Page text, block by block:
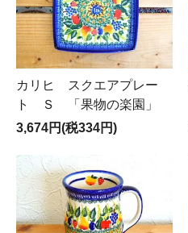
カリヒ スクエアプレー
ト Ｓ 「果物の楽園」
3,674円(税334円)